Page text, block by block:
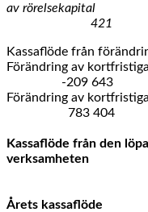
av
421
Kassaflöde från
Förändring
-209 643
Förändring
783 404
Kassaflöde från den
Årets